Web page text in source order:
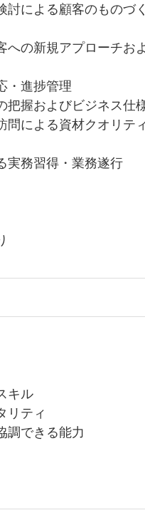
討による顧客のものづ
への新規アプローチお
・進捗管理
把握およびビジネス仕
問による資材クオリテ
実務習得・業務遂行
キル
リティ
調できる能力